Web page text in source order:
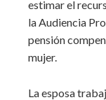
estimar el
la Audiencia
pensión
mujer.
La esposa